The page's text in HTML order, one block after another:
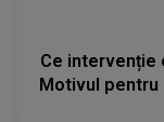
Ce intervenție
Motivul pentru